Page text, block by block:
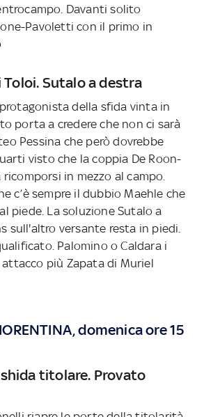
Davanti solito
Pavoletti con il primo in
Sutalo a destra
della sfida vinta in
porta a credere che non ci sarà
Pessina che però dovrebbe
visto che la coppia De Roon-
in mezzo al campo.
c’è sempre il dubbio Maehle che
piede. La soluzione Sutalo a
sull'altro versante resta in piedi.
Palomino o Caldara i
più Zapata di Muriel
domenica ore 15
titolare. Provato